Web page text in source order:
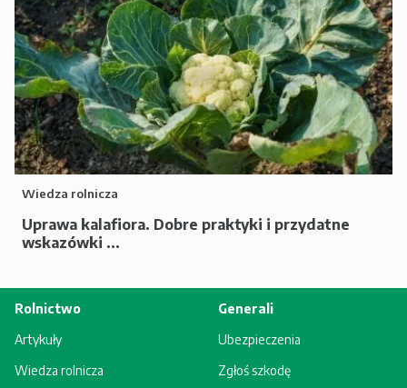
Wiedza rolnicza
Uprawa kalafiora. Dobre praktyki i przydatne
wskazówki ...
Rolnictwo
Artykuły
Wiedza rolnicza
Generali
Ubezpieczenia
Zgłoś szkodę